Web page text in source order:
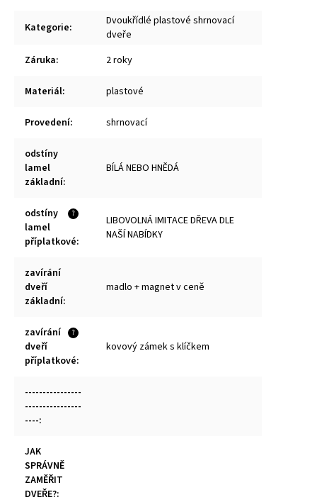
Kategorie:
Dvoukřídlé plastové shrnovací
dveře
Záruka: 2 roky
Materiál: plastové
Provedení: shrnovací
odstíny
lamel
základní:
BÍLÁ NEBO HNĚDÁ
?
odstíny
lamel
příplatkové:
LIBOVOLNÁ IMITACE DŘEVA DLE
NAŠÍ NABÍDKY
zavírání
dveří
základní:
madlo + magnet v ceně
?
zavírání
dveří
příplatkové:
kovový zámek s klíčkem
----------------
----------------
----:
JAK
SPRÁVNĚ
ZAMĚŘIT
DVEŘE?: